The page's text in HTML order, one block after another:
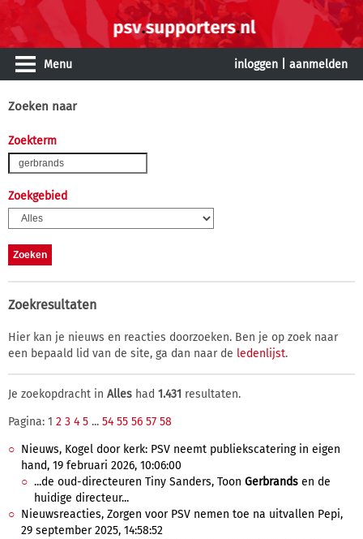
Menu inloggen aanmelden
Zoeken naar
Zoekterm
Zoekgebied
Zoekresultaten
Hier kan je nieuws en reacties doorzoeken. Ben je op zoek naar
een bepaald lid van de site, ga dan naar de ledenlijst.
Je zoekopdracht in Alles had 1.431 resultaten.
Pagina: 1 2 3 4 5 ... 54 55 56 57 58
Nieuws, Kogel door kerk: PSV neemt publiekscatering in eigen
hand, 19 februari 2026, 10:06:00
...de oud-directeuren Tiny Sanders, Toon Gerbrands en de
huidige directeur...
Nieuwsreacties, Zorgen voor PSV nemen toe na uitvallen Pepi,
29 september 2025, 14:58:52